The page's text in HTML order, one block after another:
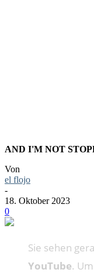
AND I'M NOT
Von
el flojo
-
18. Oktober 2023
0
Sie sehen
YouTube.